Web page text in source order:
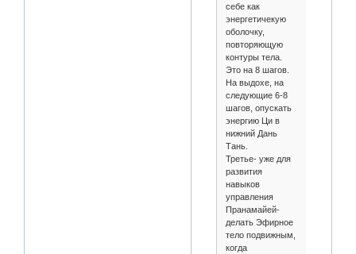
себе как
энергетичекую
оболочку,
повторяющую
контуры тела.
Это на 8 шагов.
На выдохе, на
следующие 6-8
шагов, опускать
энергию Ци в
нижний Дань
Тань.
Третье- уже для
развития
навыков
управления
Пранамайей-
делать Эфирное
тело подвижным,
когда